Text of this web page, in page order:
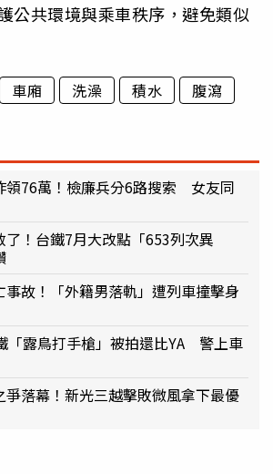
公共環境與乘車秩序，避免類似
車廂 洗澡 積水 腹瀉
領76萬！檢廉兵分6路搜索 女友同
了！台鐵7月大改點「653列次異
事故！「外籍男落軌」遭列車撞擊身
「露鳥打手槍」被拍還比YA 警上車
爭落幕！新光三越擊敗微風拿下最優